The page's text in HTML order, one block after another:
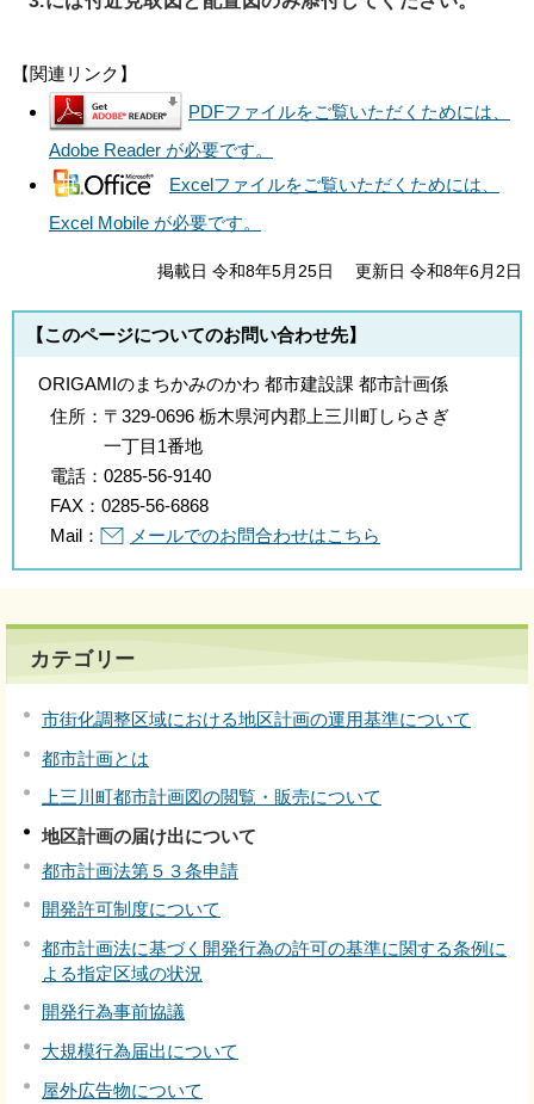
【関連リンク】
PDFファイルをご覧いただくためには、
Adobe Reader が必要です。
Excelファイルをご覧いただくためには、
Excel Mobile が必要です。
掲載日 令和8年5月25日 更新日 令和8年6月2日
【このページについてのお問い合わせ先】
ORIGAMIのまちかみのかわ 都市建設課 都市計画係
住所： 〒329-0696 栃木県河内郡上三川町しらさぎ
一丁目1番地
電話： 0285-56-9140
FAX： 0285-56-6868
Mail：
メールでのお問合わせはこちら
カテゴリー
市街化調整区域における地区計画の運用基準について
都市計画とは
上三川町都市計画図の閲覧・販売について
地区計画の届け出について
都市計画法第５３条申請
開発許可制度について
都市計画法に基づく開発行為の許可の基準に関する条例に
よる指定区域の状況
開発行為事前協議
大規模行為届出について
屋外広告物について